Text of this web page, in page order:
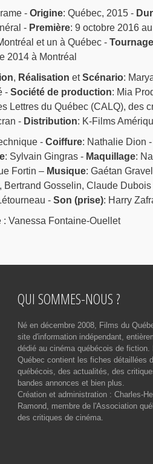
- Origine: Québec, 2015 -
- Première: 9 octobre 2016
et un à Québec - Tournage
2014 à Montréal
, Réalisation etScénario:
- Société de production: Mia
Lettres du Québec (CALQ), des
- Distribution: K-Films
- Coiffure: Nathalie Dion -
: Sylvain Gingras - Maquillage:
Fortin – Musique: Gaétan
Bertrand Gosselin, Claude Dubois
- Son (prise): Harry
: Vanessa Fontaine-Ouellet
QUI SOMMES-NOUS ?
Né en décembre 2008, Films du
site d'information indépendant,
dédié au cinéma québécois de fiction.
Québec contient les fiches détaillées
québécois, des actualités, des
bandes annonces et bien plus.
Création et administration : Charles-
Ramond, membre de l'Association
des critiques de cinéma.